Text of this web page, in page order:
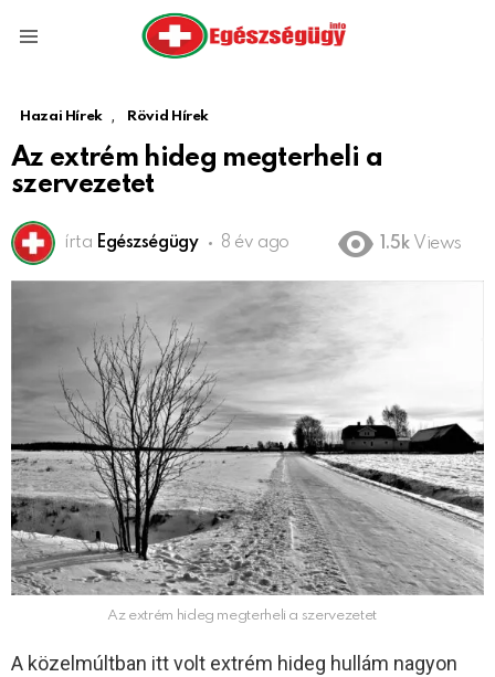
Hazai Hírek , Rövid Hírek
Az extrém hideg megterheli a
szervezetet
írta Egészségügy 8 év ago 1.5k Views
Az extrém hideg megterheli a szervezetet
A közelmúltban itt volt extrém hideg hullám nagyon